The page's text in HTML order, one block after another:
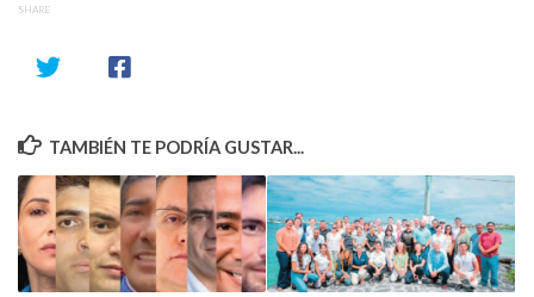
SHARE
TAMBIÉN TE PODRÍA GUSTAR...